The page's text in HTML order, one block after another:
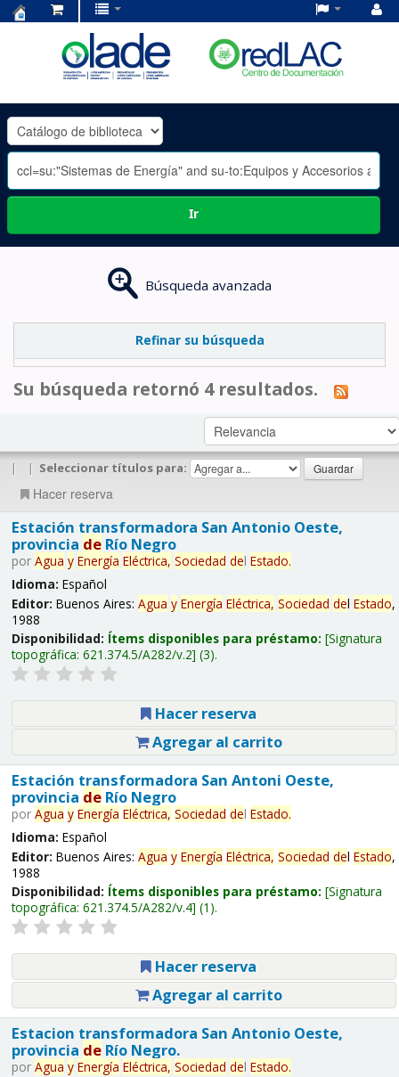
OLADE
-
Ir
Búsqueda avanzada
Refinar su búsqueda
Su búsqueda retornó 4 resultados.
| | Seleccionar títulos para:
Hacer reserva
Estación transformadora San Antonio Oeste,
provincia deRío Negro
por Agua y Energía Eléctrica, Sociedad del Estado.
Idioma: Español
Editor: Buenos Aires: Agua y Energía Eléctrica, Sociedad del Estado,
1988
Disponibilidad: Ítems disponibles para préstamo: Signatura
topográfica: 621.374.5/A282/v.2 (3).
Hacer reserva
Agregar al carrito
Estación transformadora San Antoni Oeste,
provincia deRío Negro
por Agua y Energía Eléctrica, Sociedad del Estado.
Idioma: Español
Editor: Buenos Aires: Agua y Energía Eléctrica, Sociedad del Estado,
1988
Disponibilidad: Ítems disponibles para préstamo: Signatura
topográfica: 621.374.5/A282/v.4 (1).
Hacer reserva
Agregar al carrito
Estacion transformadora San Antonio Oeste,
provincia deRío Negro.
por Agua y Energía Eléctrica, Sociedad del Estado.